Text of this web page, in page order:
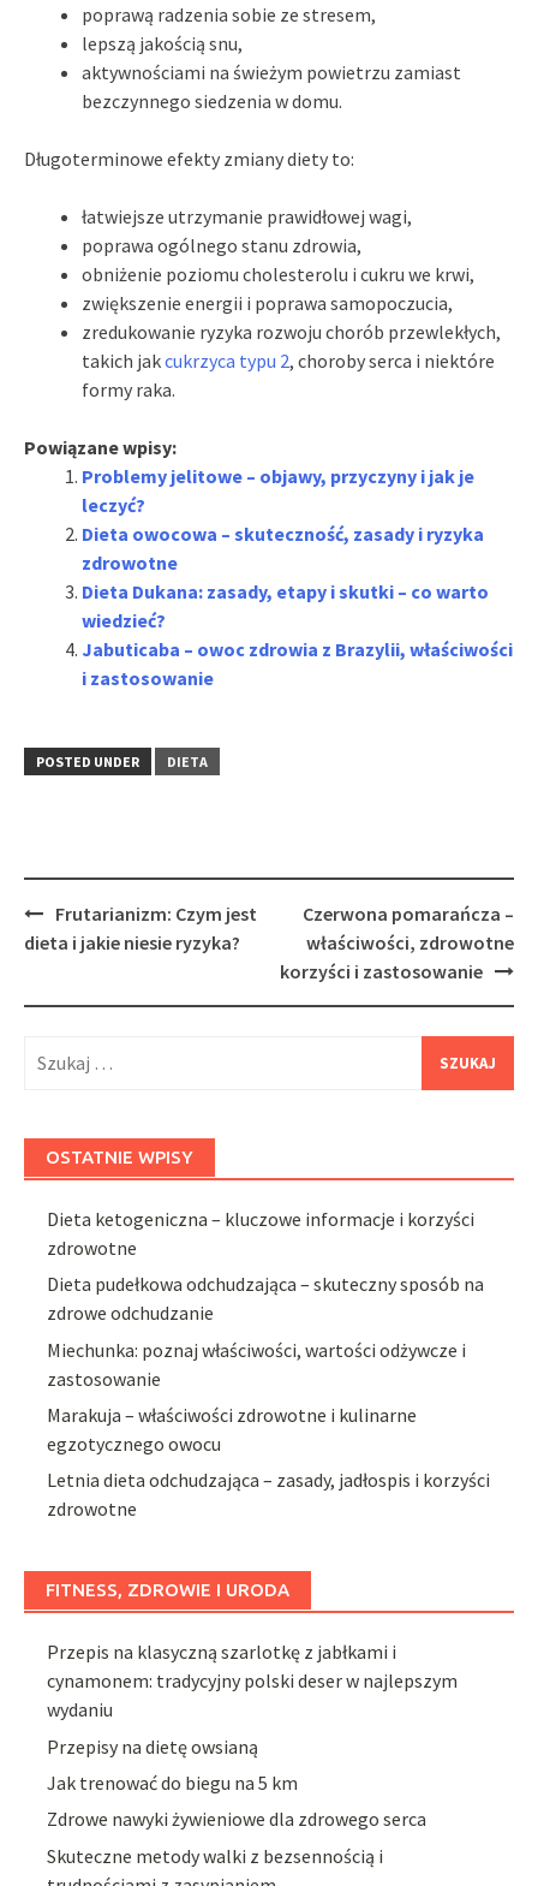
poprawą radzenia sobie ze stresem,
lepszą jakością snu,
aktywnościami na świeżym powietrzu zamiast
bezczynnego siedzenia w domu.
Długoterminowe efekty zmiany diety to:
łatwiejsze utrzymanie prawidłowej wagi,
poprawa ogólnego stanu zdrowia,
obniżenie poziomu cholesterolu i cukru we krwi,
zwiększenie energii i poprawa samopoczucia,
zredukowanie ryzyka rozwoju chorób przewlekłych,
takich jakcukrzyca typu 2, choroby serca i niektóre
formy raka.
Powiązane wpisy:
Problemy jelitowe – objawy, przyczyny i jak je
leczyć?
Dieta owocowa – skuteczność, zasady i ryzyka
zdrowotne
Dieta Dukana: zasady, etapy i skutki – co warto
wiedzieć?
Jabuticaba – owoc zdrowia z Brazylii, właściwości
i zastosowanie
POSTED UNDER DIETA
Post
navigation
Frutarianizm: Czym jest
dieta i jakie niesie ryzyka?
Czerwona pomarańcza –
właściwości, zdrowotne
korzyści i zastosowanie
OSTATNIE WPISY
Dieta ketogeniczna – kluczowe informacje i korzyści
zdrowotne
Dieta pudełkowa odchudzająca – skuteczny sposób na
zdrowe odchudzanie
Miechunka: poznaj właściwości, wartości odżywcze i
zastosowanie
Marakuja – właściwości zdrowotne i kulinarne
egzotycznego owocu
Letnia dieta odchudzająca – zasady, jadłospis i korzyści
zdrowotne
FITNESS, ZDROWIE I URODA
Przepis na klasyczną szarlotkę z jabłkami i
cynamonem: tradycyjny polski deser w najlepszym
wydaniu
Przepisy na dietę owsianą
Jak trenować do biegu na 5 km
Zdrowe nawyki żywieniowe dla zdrowego serca
Skuteczne metody walki z bezsennością i